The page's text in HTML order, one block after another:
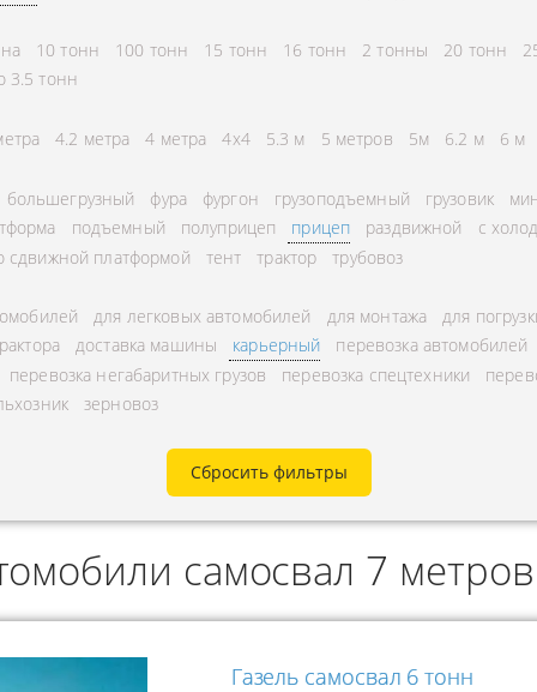
МУКИ
РАССТОЯНИЕ
КИСЛОРОДНЫХ
ГОРОДСКИЕ
МЕЖДУГОРОДНЫЕ
ПЕРЕВОЗКИ В БЕЛАРУСЬ
ПЕРЕВОЗКИ В
10 тонн 100 тонн 15 тонн 16 тонн 2 тонны 20 тонн
3.5 тонн
4.2 метра 4 метра 4x4 5.3 м 5 метров 5м 6.2 м 6 м
большегрузный фура фургон грузоподъемный грузовик
подъемный полуприцеп прицеп раздвижной
с
сдвижной платформой
тент трактор трубовоз
для легковых автомобилей для монтажа
для
доставка машины карьерный
перевозка автомобилей
перевозка негабаритных грузов
перевозка спецтехники
зерновоз
Сбросить фильтры
самосвал 7
Газель самосвал 6 тонн